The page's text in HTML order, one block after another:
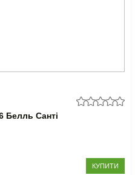
Белль Санті
КУПИТИ